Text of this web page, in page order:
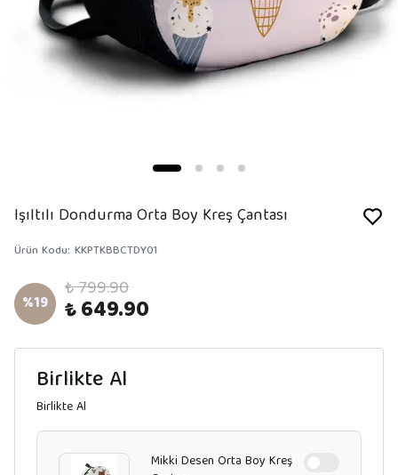
Işıltılı Dondurma Orta Boy Kreş Çantası
Ürün Kodu: KKPTKBBCTDY01
%19 ₺ 799.90
₺ 649.90
Birlikte Al
Birlikte Al
Mikki Desen Orta Boy Kreş